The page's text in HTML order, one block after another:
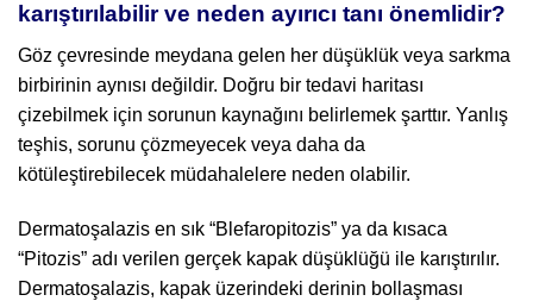
karıştırılabilir ve neden ayırıcı tanı önemlidir?
Göz çevresinde meydana gelen her düşüklük veya sarkma
birbirinin aynısı değildir. Doğru bir tedavi haritası
çizebilmek için sorunun kaynağını belirlemek şarttır. Yanlış
teşhis, sorunu çözmeyecek veya daha da
kötüleştirebilecek müdahalelere neden olabilir.
Dermatoşalazis en sık “Blefaropitozis” ya da kısaca
“Pitozis” adı verilen gerçek kapak düşüklüğü ile karıştırılır.
Dermatoşalazis, kapak üzerindeki derinin bollaşması